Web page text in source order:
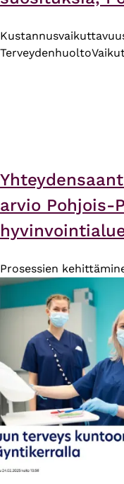
Terveydenhuolto
arvio Pohjois-
hyvinvointialue
Prosessien